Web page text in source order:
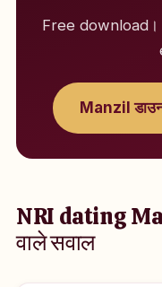
Free download।
Manzil
NRI dating
वाले सवाल